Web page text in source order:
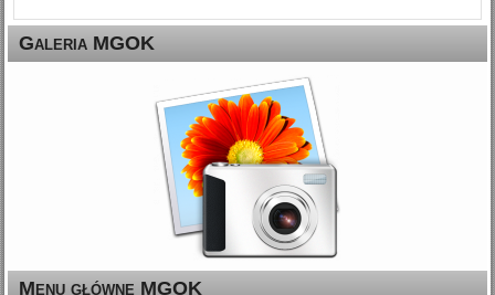
Galeria MGOK
Menu główne MGOK